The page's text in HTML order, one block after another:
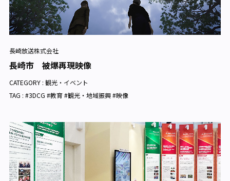
長崎放送株式会社
長崎市 被爆再現映像
CATEGORY : 観光・イベント
TAG : #3DCG #教育 #観光・地域振興 #映像